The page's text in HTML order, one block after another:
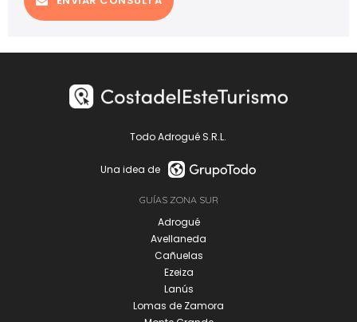
Todo Adrogué S.R.L.
Una idea de
GUÍAS ZONA SUR
Adrogué
Avellaneda
Cañuelas
Ezeiza
Lanús
Lomas de Zamora